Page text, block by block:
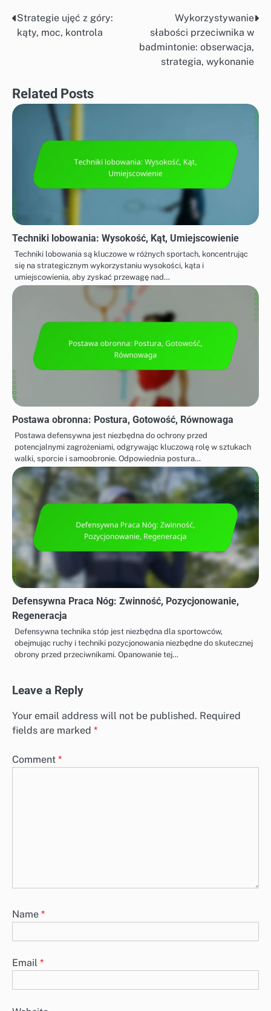
Post
navigation
Strategie ujęć z góry:
kąty, moc, kontrola
Wykorzystywanie
słabości przeciwnika w
badmintonie: obserwacja,
strategia, wykonanie
Related Posts
Techniki lobowania: Wysokość, Kąt, Umiejscowienie
Techniki lobowania są kluczowe w różnych sportach, koncentrując
się na strategicznym wykorzystaniu wysokości, kąta i
umiejscowienia, aby zyskać przewagę nad…
Postawa obronna: Postura, Gotowość, Równowaga
Postawa defensywna jest niezbędna do ochrony przed
potencjalnymi zagrożeniami, odgrywając kluczową rolę w sztukach
walki, sporcie i samoobronie. Odpowiednia postura…
Defensywna Praca Nóg: Zwinność, Pozycjonowanie,
Regeneracja
Defensywna technika stóp jest niezbędna dla sportowców,
obejmując ruchy i techniki pozycjonowania niezbędne do skutecznej
obrony przed przeciwnikami. Opanowanie tej…
Leave a Reply
Your email address will not be published. Required
fields are marked *
Comment *
Name *
Email *